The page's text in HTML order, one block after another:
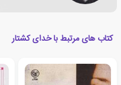
کتاب های مرتبط با خدای کشتار